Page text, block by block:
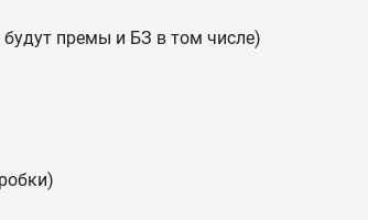
премы и БЗ в том числе)